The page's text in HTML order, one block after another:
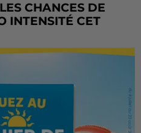
CHANCES DE
INTENSITÉ CET